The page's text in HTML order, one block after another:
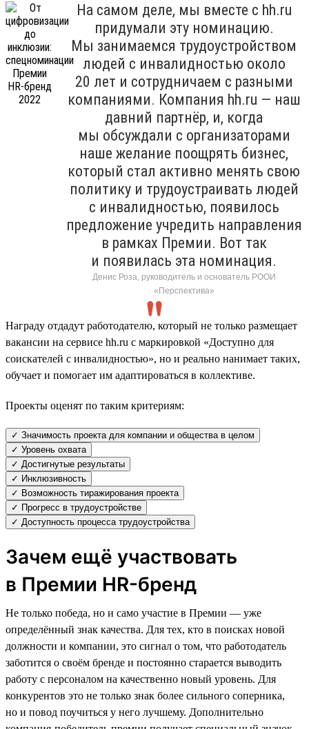
На самом деле, мы вместе с hh.ru
придумали эту номинацию.
Мы занимаемся трудоустройством
людей с инвалидностью около
20 лет и сотрудничаем с разными
компаниями. Компания hh.ru — наш
давний партнёр, и, когда
мы обсуждали с организаторами
наше желание поощрять бизнес,
который стал активно менять свою
политику и трудоустраивать людей
с инвалидностью, появилось
предложение учредить направления
в рамках Премии. Вот так
и появилась эта номинация.
Денис Роза, руководитель и основатель РООИ
«Перспектива»
Награду отдадут работодателю, который не только размещает
вакансии на сервисе hh.ru с маркировкой «Доступно для
соискателей с инвалидностью», но и реально нанимает таких,
обучает и помогает им адаптироваться в коллективе.
Проекты оценят по таким критериям:
✓ Значимость проекта для компании и общества в целом
✓ Уровень охвата
✓ Достигнутые результаты
✓ Инклюзивность
✓ Возможность тиражирования проекта
✓ Прогресс в трудоустройстве
✓ Доступность процесса трудоустройства
Зачем ещё участвовать
в Премии HR-бренд
Не только победа, но и само участие в Премии — уже
определённый знак качества. Для тех, кто в поисках новой
должности и компании, это сигнал о том, что работодатель
заботится о своём бренде и постоянно старается выводить
работу с персоналом на качественно новый уровень. Для
конкурентов это не только знак более сильного соперника,
но и повод поучиться у него лучшему. Дополнительно